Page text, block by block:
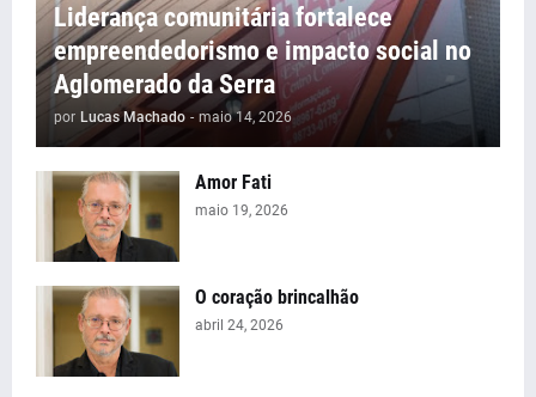
Liderança comunitária fortalece
empreendedorismo e impacto social no
Aglomerado da Serra
por Lucas Machado - maio 14, 2026
Amor Fati
maio 19, 2026
O coração brincalhão
abril 24, 2026